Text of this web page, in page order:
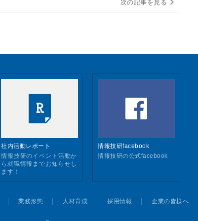
次の記事を見る
社内活動レポート
情報技研のイベント活動か
ら就職情報までお知らせし
ます！
情報技研facebook
情報技研の公式facebook
業務形態 人材育成 採用情報 企業の皆様へ